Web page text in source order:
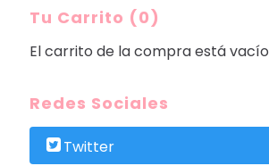
Tu Carrito (0)
El carrito de la compra está vacío
Redes Sociales
Twitter